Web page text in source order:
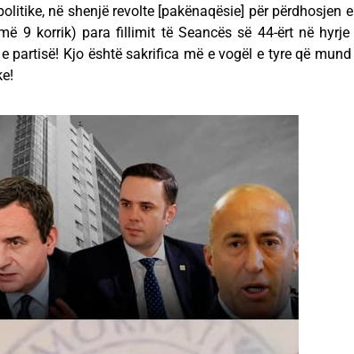
në shenjë revolte [pakënaqësie] për përdhosjen
9 korrik) para fillimit të Seancës së 44-ërt në
partisë! Kjo është sakrifica më e vogël e tyre që